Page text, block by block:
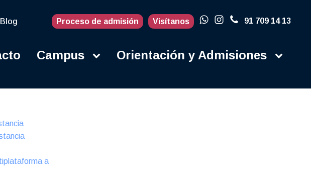
Blog Proceso de admisión Visítanos 91 709 14 13
Campus Orientación y Admisiones
a